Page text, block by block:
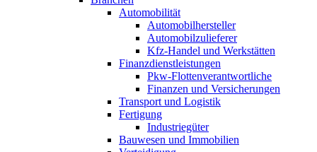
Automobilität
Automobilhersteller
Automobilzulieferer
Kfz-Handel und Werkstätten
Finanzdienstleistungen
Pkw‑Flottenverantwortliche
Finanzen und Versicherungen
Transport und Logistik
Fertigung
Industriegüter
Bauwesen und Immobilien